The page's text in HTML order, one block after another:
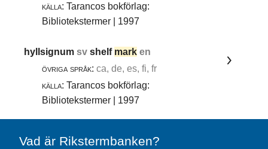
källa: Tarancos bokförlag:
Bibliotekstermer | 1997
hyllsignumsvshelf mark en
övriga språk: ca, de, es, fi, fr
källa: Tarancos bokförlag:
Bibliotekstermer | 1997
Vad är Rikstermbanken?